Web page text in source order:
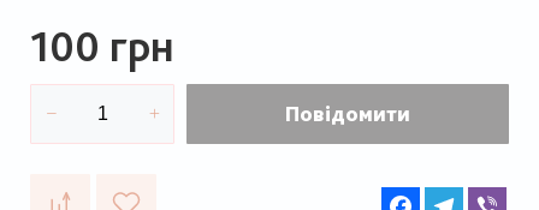
100 грн
Повідомити
FacebookTelegram